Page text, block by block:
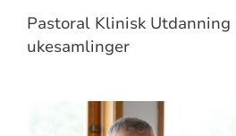
Pastoral Klinisk Utdanning
ukesamlinger